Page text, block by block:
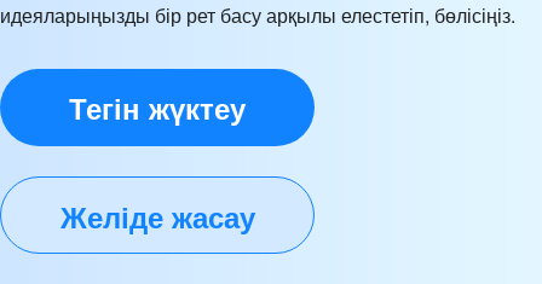
идеяларыңызды бір рет басу арқылы елестетіп, бөлісіңіз.
Тегін жүктеу
Желіде жасау